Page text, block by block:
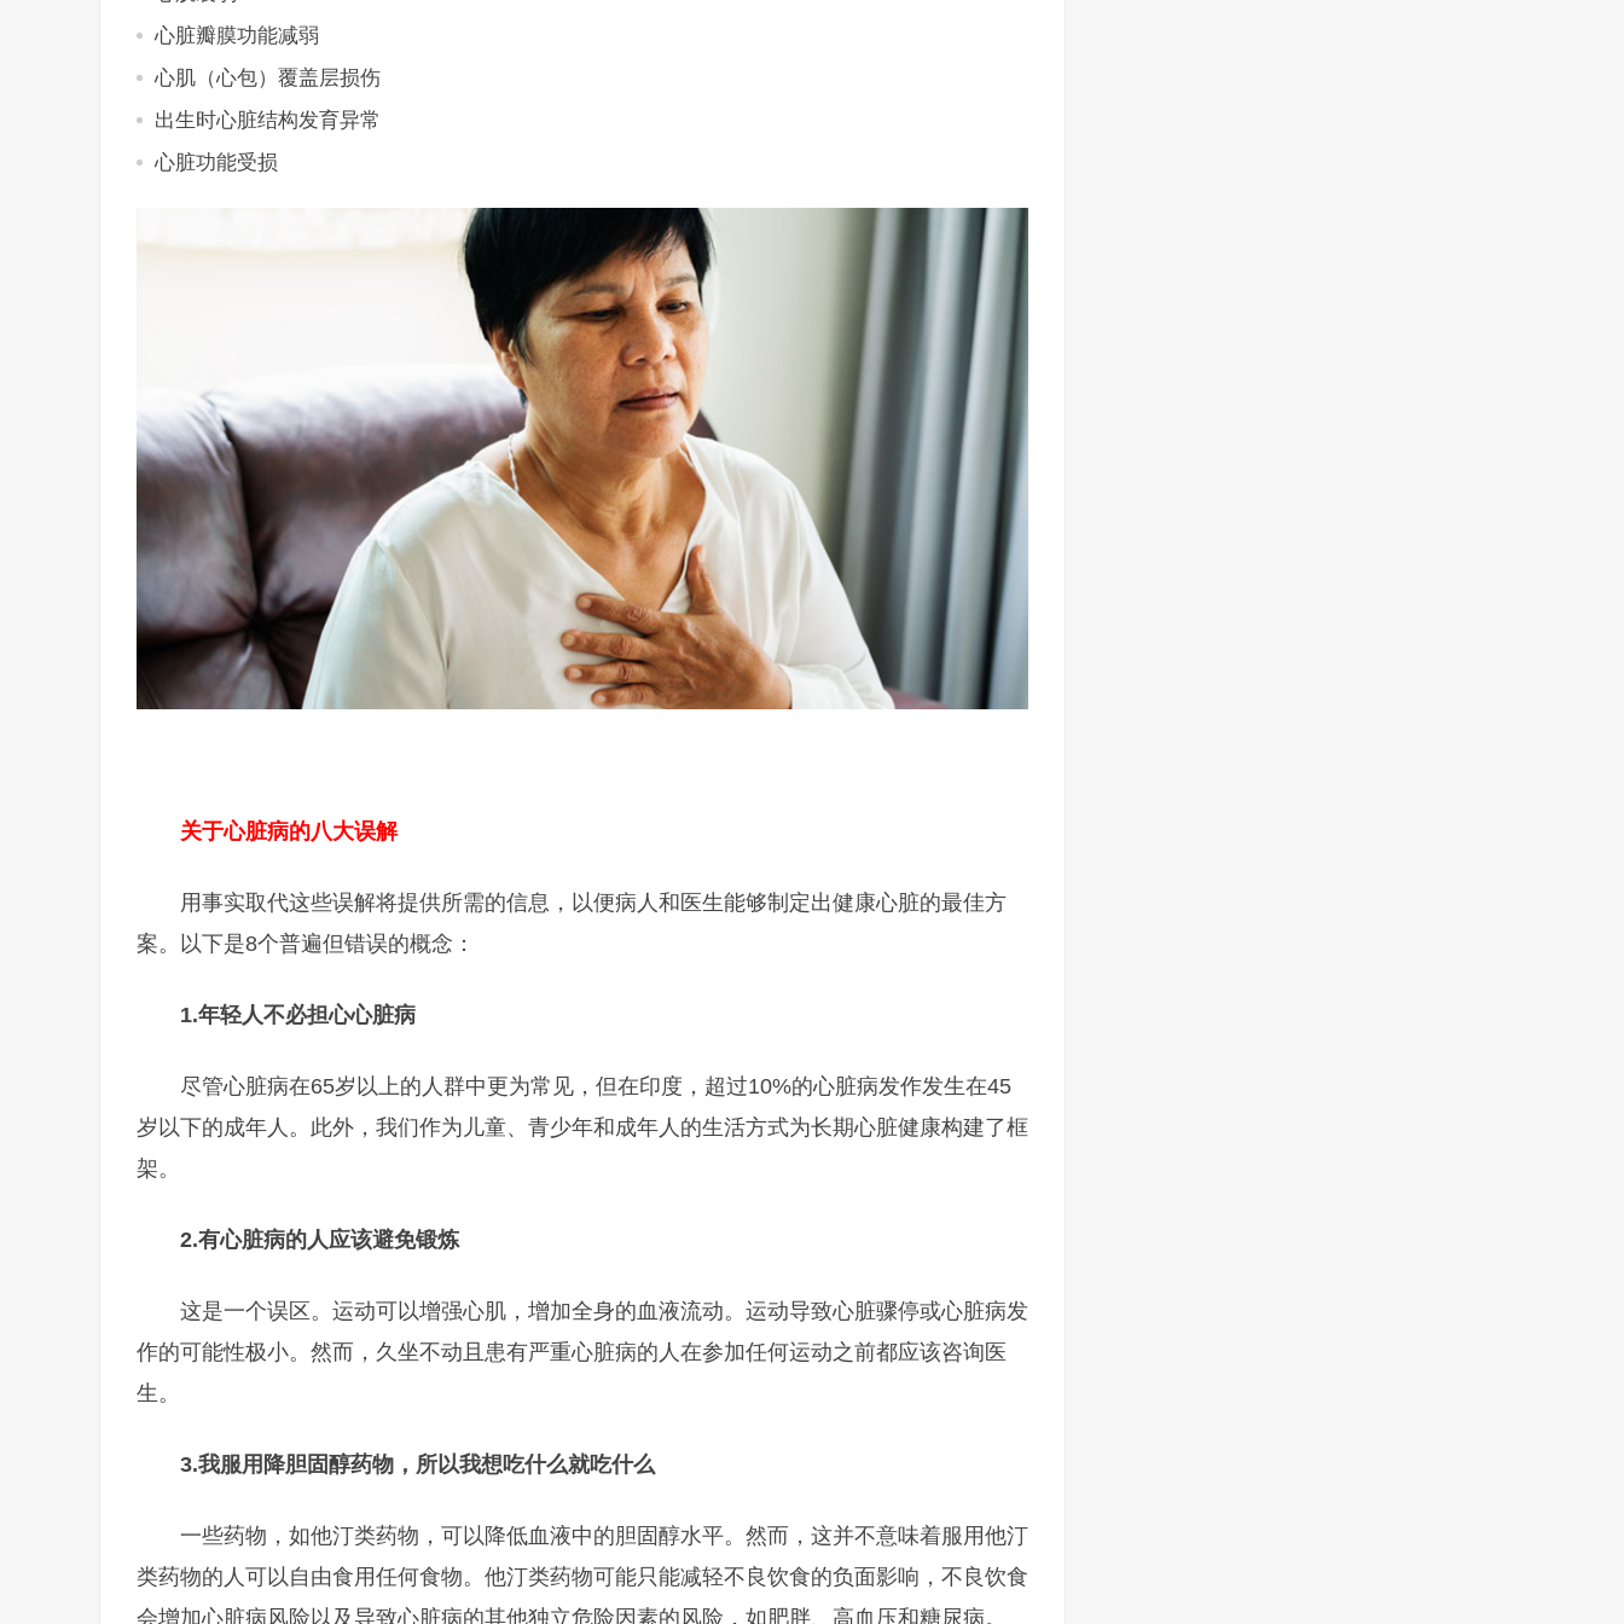
心脏瓣膜功能减弱
心肌（心包）覆盖层损伤
出生时心脏结构发育异常
心脏功能受损
关于心脏病的八大误解
用事实取代这些误解将提供所需的信息，以便病人和医生能够制定出健康心脏的最佳方
案。以下是8个普遍但错误的概念：
1.年轻人不必担心心脏病
尽管心脏病在65岁以上的人群中更为常见，但在印度，超过10%的心脏病发作发生在45
岁以下的成年人。此外，我们作为儿童、青少年和成年人的生活方式为长期心脏健康构建了框
架。
2.有心脏病的人应该避免锻炼
这是一个误区。运动可以增强心肌，增加全身的血液流动。运动导致心脏骤停或心脏病发
作的可能性极小。然而，久坐不动且患有严重心脏病的人在参加任何运动之前都应该咨询医
生。
3.我服用降胆固醇药物，所以我想吃什么就吃什么
一些药物，如他汀类药物，可以降低血液中的胆固醇水平。然而，这并不意味着服用他汀
类药物的人可以自由食用任何食物。他汀类药物可能只能减轻不良饮食的负面影响，不良饮食
会增加心脏病风险以及导致心脏病的其他独立危险因素的风险，如肥胖、高血压和糖尿病。